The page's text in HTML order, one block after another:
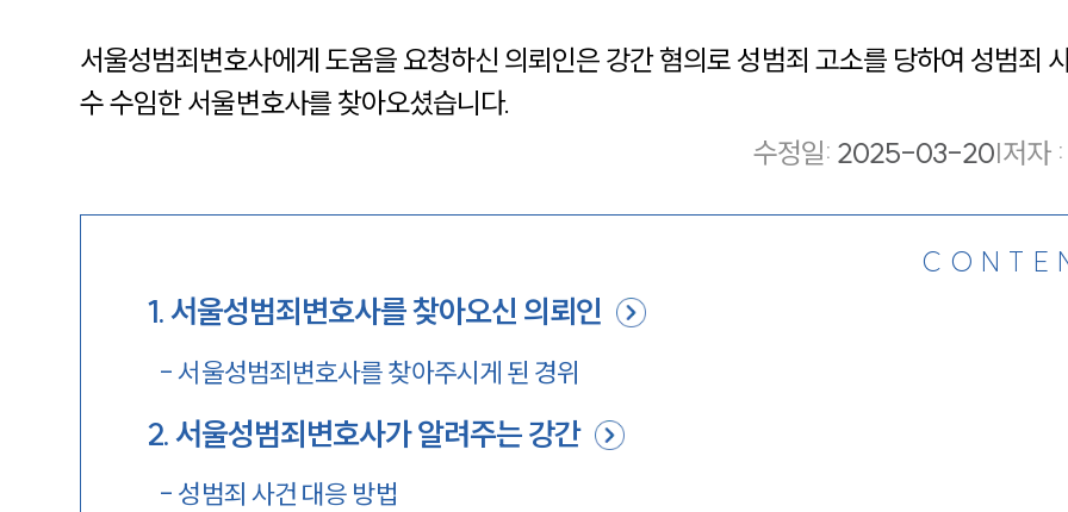
서울성범죄변호사에게 도움을 요청하신 의뢰인은 강간 혐의로 성범죄 고소를 당하여 성범죄
수 수임한 서울변호사를 찾아오셨습니다.
수정일: 2025-03-20|저자 :
1.서울성범죄변호사를 찾아오신 의뢰인
-서울성범죄변호사를 찾아주시게 된 경위
2.서울성범죄변호사가 알려주는 강간
- 성범죄 사건 대응 방법